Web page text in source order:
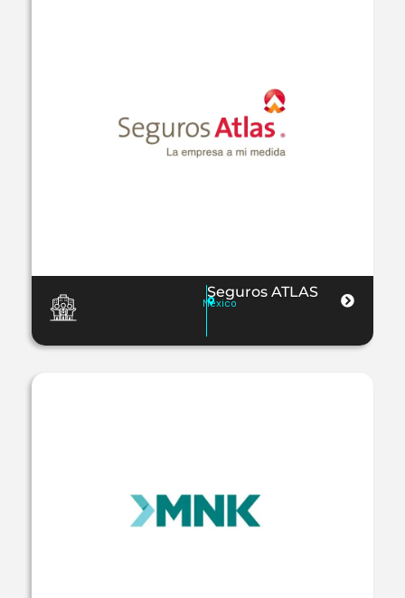
Seguros ATLAS
Mexico